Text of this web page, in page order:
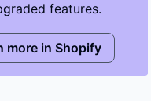
features.
more in Shopify